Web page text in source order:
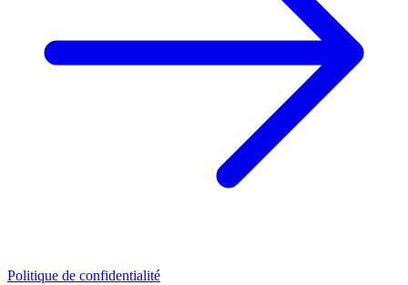
Politique de confidentialité